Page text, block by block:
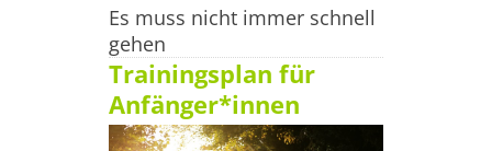
Es muss nicht immer schnell
gehen
Trainingsplan für
Anfänger*innen